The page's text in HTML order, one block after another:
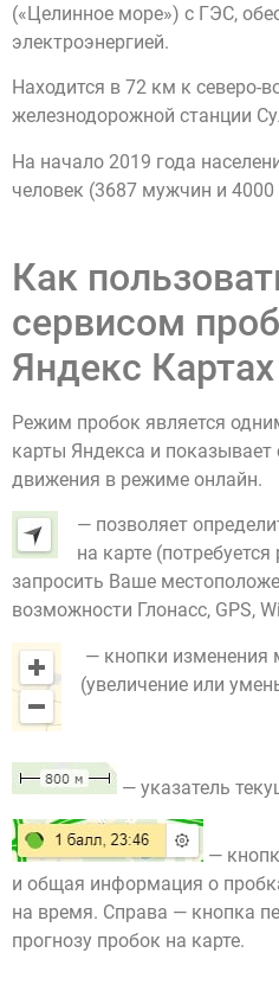
(«Целинное море») с ГЭС,
электроэнергией.
Находится в 72 км к северо-
железнодорожной станции
На начало 2019 года
человек (3687 мужчин и
Как
сервисом
Яндекс Картах
Режим пробок является
карты Яндекса и показывает
движения в режиме онлайн.
— позволяет
на карте
запросить Ваше
возможности Глонасс, GPS,
— кнопки изменения
(увеличение или
— указатель
—
и общая информация о
на время. Справа — кнопка
прогнозу пробок на карте.